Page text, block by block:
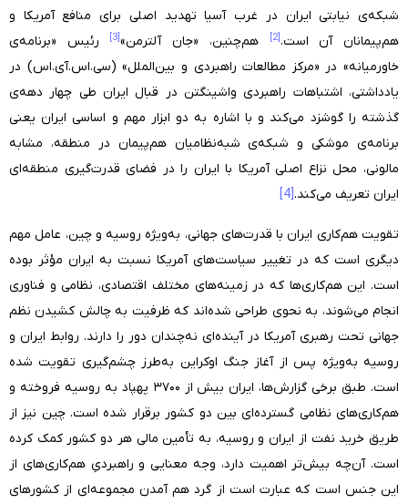
شبکه‌ی نیابتی ایران در غرب آسیا تهدید اصلی برای منافع آمریکا و
هم‌پیمانان آن است.[2] هم‌چنین، «جان آلترمن»
رئیس «برنامه‌ی
خاورمیانه» در «مرکز مطالعات راهبردی و بین‌الملل» (سی.اس.آی.اس) در
یادداشتی، اشتباهات راهبردی واشینگتن در قبال ایران طی چهار دهه‌ی
گذشته را گوشزد می‌کند و با اشاره به دو ابزار مهم و اساسی ایران یعنی
برنامه‌ی موشکی و شبکه‌ی شبه‌نظامیان هم‌پیمان در منطقه، مشابه
مالونی، محل نزاع اصلی آمریکا با ایران را در فضای قدرت‌گیری منطقه‌ای
ایران تعریف می‌کند.[4]
تقویت هم‌کاری ایران با قدرت‌های جهانی، به‌ویژه روسیه و چین، عامل مهم
دیگری است که در تغییر سیاست‌های آمریکا نسبت به ایران مؤثر بوده
است. این هم‌کاری‌ها که در زمینه‌های مختلف اقتصادی، نظامی و فناوری
انجام می‌شوند، به نحوی طراحی شده‌اند که ظرفیت به چالش کشیدن نظم
جهانی تحت رهبری آمریکا در آینده‌ای نه‌چندان دور را دارند. روابط ایران و
روسیه به‌ویژه پس از آغاز جنگ اوکراین به‌طرز چشم‌گیری تقویت شده
است. طبق برخی گزارش‌ها، ایران بیش از ۳۷۰۰ پهپاد به روسیه فروخته و
هم‌کاری‌های نظامی گسترده‌ای بین دو کشور برقرار شده است. چین نیز از
طریق خرید نفت از ایران و روسیه، به تأمین مالی هر دو کشور کمک کرده
است. آن‌چه بیش‌تر اهمیت دارد، وجه معنایی و راهبردیِ هم‌کاری‌های از
این جنس است که عبارت است از گرد هم آمدن مجموعه‌ای از کشورهای